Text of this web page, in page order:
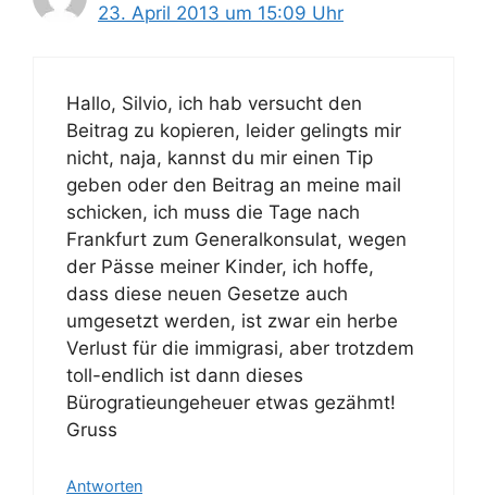
23. April 2013 um 15:09 Uhr
Hallo, Silvio, ich hab versucht den
Beitrag zu kopieren, leider gelingts mir
nicht, naja, kannst du mir einen Tip
geben oder den Beitrag an meine mail
schicken, ich muss die Tage nach
Frankfurt zum Generalkonsulat, wegen
der Pässe meiner Kinder, ich hoffe,
dass diese neuen Gesetze auch
umgesetzt werden, ist zwar ein herbe
Verlust für die immigrasi, aber trotzdem
toll-endlich ist dann dieses
Bürogratieungeheuer etwas gezähmt!
Gruss
Antworten